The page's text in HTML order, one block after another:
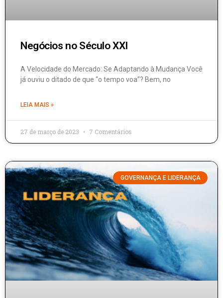
Negócios no Século XXI
A Velocidade do Mercado: Se Adaptando à Mudança Você
já ouviu o ditado de que “o tempo voa”? Bem, no
LEIA MAIS »
27 de março de 2023 7 Comentários
GOVERNANÇA E LIDERANÇA